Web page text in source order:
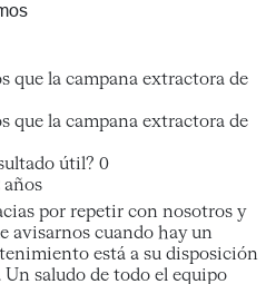
que la campana extractora de
que la campana extractora de
útil? 0
años
por repetir con nosotros y
avisarnos cuando hay un
está a su disposición
saludo de todo el equipo